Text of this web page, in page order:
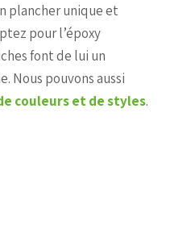
plancher unique et
pour l’époxy
font de lui un
Nous pouvons aussi
couleurs et de styles.